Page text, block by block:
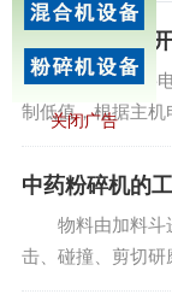
超微粉碎机的
6、启动喂料电
制低值，根据主机
佳负荷下工作。...
中药粉碎机的
物料由加料斗进
击、碰撞、剪切研
室的热量和成品
关闭广告